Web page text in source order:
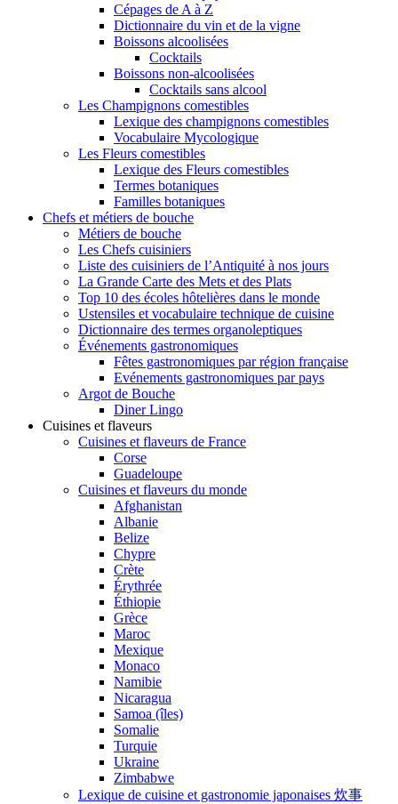
Cépages de A à Z
Dictionnaire du vin et de la vigne
Boissons alcoolisées
Cocktails
Boissons non-alcoolisées
Cocktails sans alcool
Les Champignons comestibles
Lexique des champignons comestibles
Vocabulaire Mycologique
Les Fleurs comestibles
Lexique des Fleurs comestibles
Termes botaniques
Familles botaniques
Chefs et métiers de bouche
Métiers de bouche
Les Chefs cuisiniers
Liste des cuisiniers de l’Antiquité à nos jours
La Grande Carte des Mets et des Plats
Top 10 des écoles hôtelières dans le monde
Ustensiles et vocabulaire technique de cuisine
Dictionnaire des termes organoleptiques
Événements gastronomiques
Fêtes gastronomiques par région française
Evénements gastronomiques par pays
Argot de Bouche
Diner Lingo
Cuisines et flaveurs
Cuisines et flaveurs de France
Corse
Guadeloupe
Cuisines et flaveurs du monde
Afghanistan
Albanie
Belize
Chypre
Crète
Érythrée
Éthiopie
Grèce
Maroc
Mexique
Monaco
Namibie
Nicaragua
Samoa (îles)
Somalie
Turquie
Ukraine
Zimbabwe
Lexique de cuisine et gastronomie japonaises 炊事